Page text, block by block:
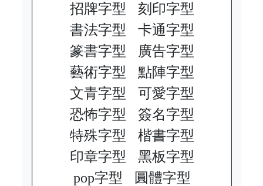
招牌字型
刻印字型
書法字型
卡通字型
篆書字型
廣告字型
藝術字型
點陣字型
文青字型
可愛字型
恐怖字型
簽名字型
特殊字型
楷書字型
印章字型
黑板字型
pop字型
圓體字型